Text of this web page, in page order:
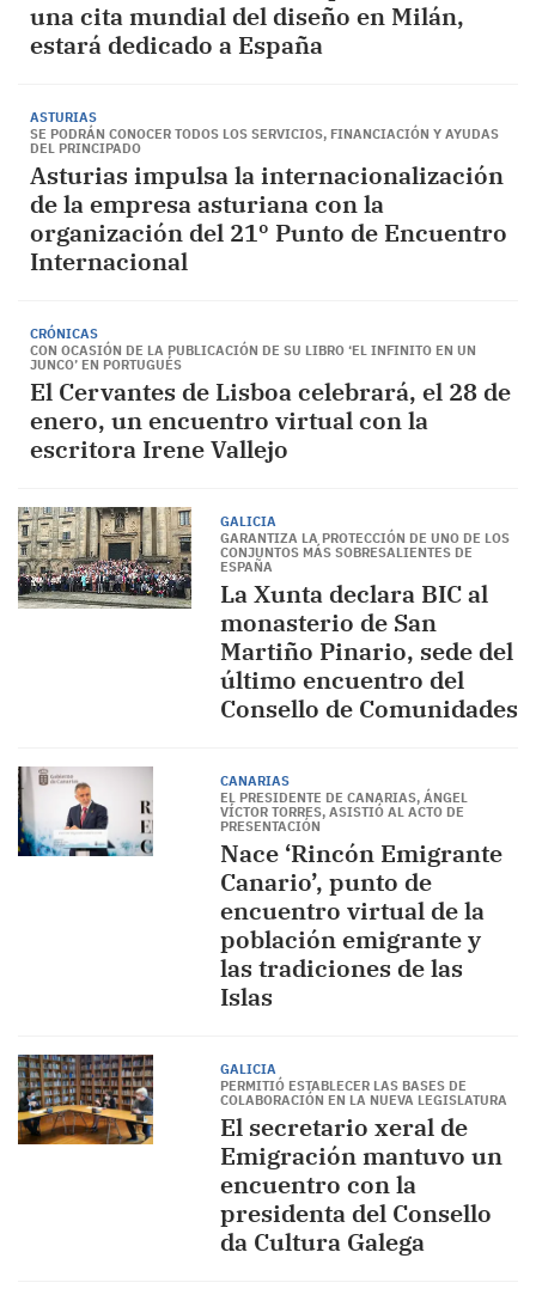
una cita mundial del diseño en Milán,
estará dedicado a España
ASTURIAS
SE PODRÁN CONOCER TODOS LOS SERVICIOS, FINANCIACIÓN Y AYUDAS
DEL PRINCIPADO
Asturias impulsa la internacionalización
de la empresa asturiana con la
organización del 21º Punto de Encuentro
Internacional
CRÓNICAS
CON OCASIÓN DE LA PUBLICACIÓN DE SU LIBRO ‘EL INFINITO EN UN
JUNCO’ EN PORTUGUÉS
El Cervantes de Lisboa celebrará, el 28 de
enero, un encuentro virtual con la
escritora Irene Vallejo
GALICIA
GARANTIZA LA PROTECCIÓN DE UNO DE LOS
CONJUNTOS MÁS SOBRESALIENTES DE
ESPAÑA
La Xunta declara BIC al
monasterio de San
Martiño Pinario, sede del
último encuentro del
Consello de Comunidades
CANARIAS
EL PRESIDENTE DE CANARIAS, ÁNGEL
VÍCTOR TORRES, ASISTIÓ AL ACTO DE
PRESENTACIÓN
Nace ‘Rincón Emigrante
Canario’, punto de
encuentro virtual de la
población emigrante y
las tradiciones de las
Islas
GALICIA
PERMITIÓ ESTABLECER LAS BASES DE
COLABORACIÓN EN LA NUEVA LEGISLATURA
El secretario xeral de
Emigración mantuvo un
encuentro con la
presidenta del Consello
da Cultura Galega